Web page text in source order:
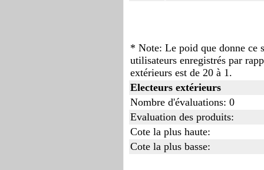
* Note: Le poid que donne ce
utilisateurs enregistrés par
extérieurs est de 20 à 1.
Electeurs extérieurs
Nombre d'évaluations: 0
Evaluation des produits:
Cote la plus haute:
Cote la plus basse: